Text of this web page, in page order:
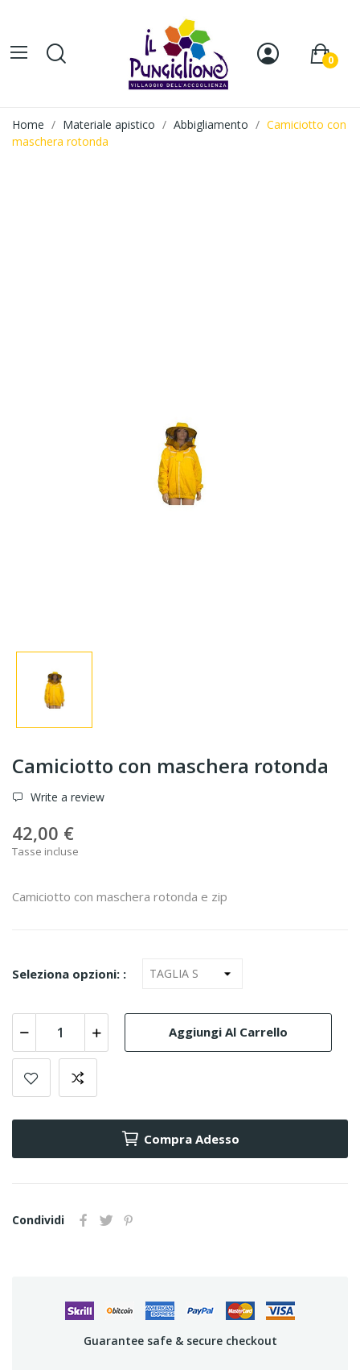
0
Home Materiale apistico Abbigliamento
Camiciotto con
maschera rotonda
Camiciotto con maschera rotonda
Write a review
42,00 €
Tasse incluse
Camiciotto con maschera rotonda e zip
Seleziona opzioni: :
Aggiungi Al Carrello
Compra Adesso
Condividi
Guarantee safe & secure checkout